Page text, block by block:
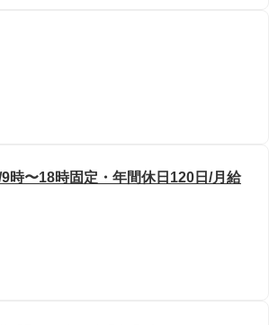
時〜18時固定・年間休日120日/月給